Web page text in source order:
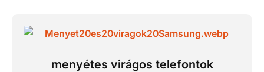
menyétes virágos telefontok